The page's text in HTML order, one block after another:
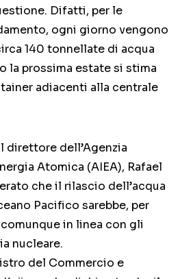
Difatti, per le
ogni giorno vengono
140 tonnellate di acqua
la prossima estate si stima
adiacenti alla centrale
direttore dell’Agenzia
Atomica (AIEA), Rafael
che il rilascio dell’acqua
Pacifico sarebbe, per
in linea con gli
nucleare.
del Commercio e